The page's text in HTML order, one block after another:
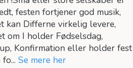
festen fortjener god musik,
kan Differne virkelig levere,
om I holder Fødselsdag,
Konfirmation eller holder fest
fo...Se mere her